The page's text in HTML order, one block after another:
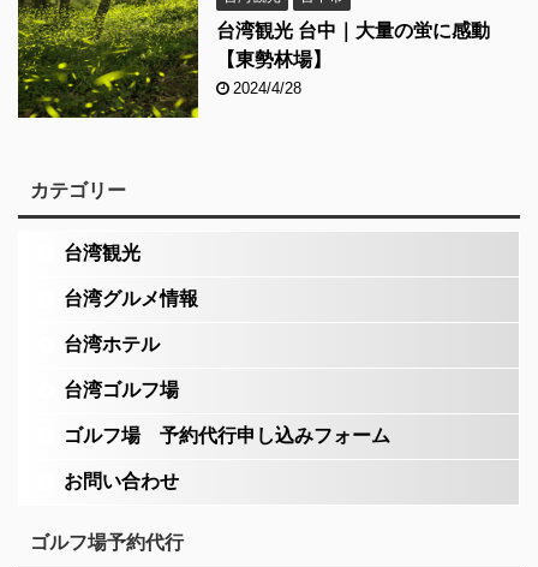
台湾観光 台中｜大量の蛍に感動
【東勢林場】
2024/4/28
カテゴリー
台湾観光
台湾グルメ情報
台湾ホテル
台湾ゴルフ場
ゴルフ場 予約代行申し込みフォーム
お問い合わせ
ゴルフ場予約代行